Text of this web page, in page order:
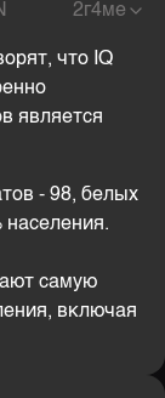
2г4ме
что IQ
является
- 98, белых
самую
включая